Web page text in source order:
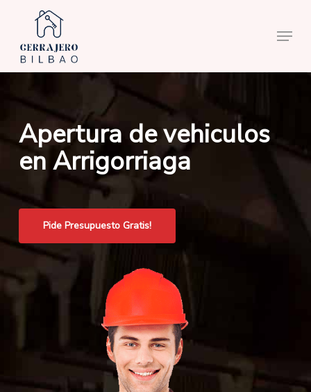
main
content
Menu
Apertura de vehiculos
en Arrigorriaga
Pide Presupuesto Gratis!